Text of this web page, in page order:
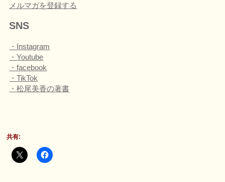
メルマガを登録する
SNS
・Instagram
・Youtube
・facebook
・TikTok
・松尾美香の著書
共有: